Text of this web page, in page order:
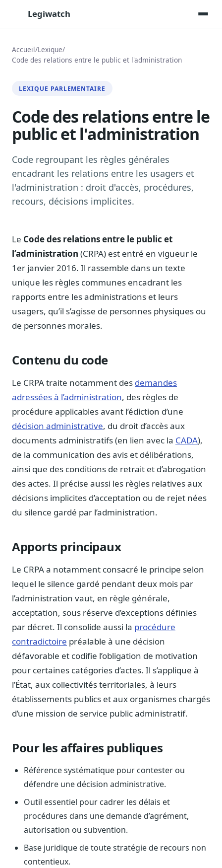
Legiwatch
Toutes les séances AN/Sénat transcrites
Synthèses IA
Résumés automatiques des dossiers longs
Veille des matinales radio
9 interviews politiques, analysées avant 10 h
Alertes personnalisées
Par dossier, personne, mot-clé
Fiches parlementaires
Parcours, mandats, prises de position
Registre HATVP
Cartographier l'influence sur un dossier
Fédérations & plaidoyer
ONG, syndicats, ordres, associations
Parlementaires
Journalistes
Chercheurs
Suivi par secteur
Cas d'usage concrets
Six cas pour gagner du temps
Conseil (Advisory)
Consultants seniors, plateforme Legiwatch incluse
Guides pratiques
Blog & Podcast Hémicycle
Analyses, méthodes, coulisses
Lexique parlementaire
1027 termes expliqués
23 flux indexés
Nouveautés produit
Ils utilisent Legiwatch
Public Sénat, ONG, cabinets
Qui sommes-nous
Méthode, valeurs et équipe
Accueil/Lexique/
Code des relations entre le public et l'administration
LEXIQUE PARLEMENTAIRE
Code des relations entre le
public et l'administration
Code regroupant les règles générales
encadrant les relations entre les usagers et
l'administration : droit d'accès, procédures,
recours, décisions implicites.
Le Code des relations entre le public et
l’administration (CRPA) est entré en vigueur le
1er janvier 2016. Il rassemble dans un texte
unique les règles communes encadrant les
rapports entre les administrations et leurs
usagers, qu’il s’agisse de personnes physiques ou
de personnes morales.
Contenu du code
Le CRPA traite notamment des demandes
adressées à l’administration, des règles de
procédure applicables avant l’édiction d’une
décision administrative, du droit d’accès aux
documents administratifs (en lien avec la CADA),
de la communication des avis et délibérations,
ainsi que des conditions de retrait et d’abrogation
des actes. Il précise aussi les règles relatives aux
décisions implicites d’acceptation ou de rejet nées
du silence gardé par l’administration.
Apports principaux
Le CRPA a notamment consacré le principe selon
lequel le silence gardé pendant deux mois par
l’administration vaut, en règle générale,
acceptation, sous réserve d’exceptions définies
par décret. Il consolide aussi la procédure
contradictoire préalable à une décision
défavorable et codifie l’obligation de motivation
pour certaines catégories d’actes. Il s’applique à
l’État, aux collectivités territoriales, à leurs
établissements publics et aux organismes chargés
d’une mission de service public administratif.
Pour les affaires publiques
Référence systématique pour contester ou
défendre une décision administrative.
Outil essentiel pour cadrer les délais et
procédures dans une demande d’agrément,
autorisation ou subvention.
Base juridique de toute stratégie de recours non
contentieux.